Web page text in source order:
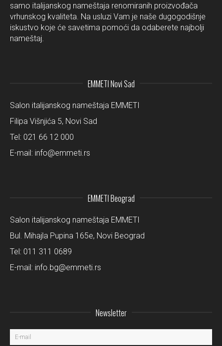
samo italijanskog nameštaja renomiranih proizvođača
vrhunskog kvaliteta. Na usluzi Vam je naše dugogodišnje
iskustvo koje će savetima pomoći da odaberete najbolji
nameštaj.
EMMETI Novi Sad
Salon italijanskog nameštaja EMMETI
Filipa Višnjića 5, Novi Sad
Tel: 021 66 12 000
E-mail: info@emmeti.rs
EMMETI Beograd
Salon italijanskog nameštaja EMMETI
Bul. Mihajla Pupina 165e, Novi Beograd
Tel: 011 311 0689
E-mail: info.bg@emmeti.rs
Newsletter